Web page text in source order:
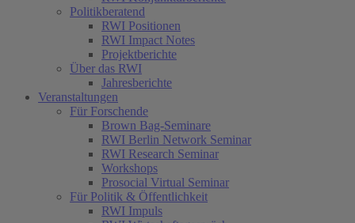
Politikberatend
RWI Positionen
RWI Impact Notes
Projektberichte
Über das RWI
Jahresberichte
Veranstaltungen
Für Forschende
Brown Bag-Seminare
RWI Berlin Network Seminar
RWI Research Seminar
Workshops
Prosocial Virtual Seminar
Für Politik & Öffentlichkeit
RWI Impuls